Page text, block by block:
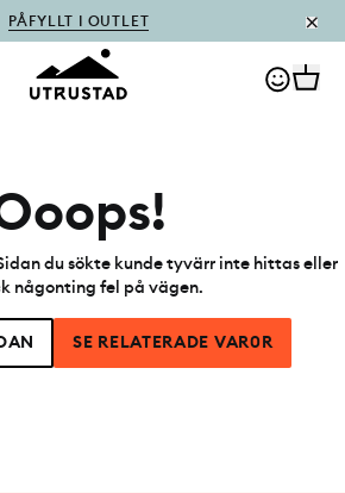
PÅFYLLT I OUTLET
du sökte kunde tyvärr inte hittas eller
någonting fel på vägen.
SE RELATERADE VAR0R